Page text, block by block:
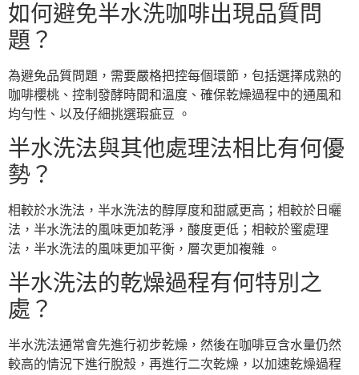
如何避免半水洗咖啡出現品質問
題？
為避免品質問題，需要嚴格把控每個環節，包括選擇成熟的
咖啡櫻桃、控制發酵時間和溫度、確保乾燥過程中的通風和
均勻性、以及仔細挑選瑕疵豆 。
半水洗法與其他處理法相比有何優
勢？
相較於水洗法，半水洗法的醇厚度和甜感更高；相較於日曬
法，半水洗法的風味更加乾淨，酸度更低；相較於蜜處理
法，半水洗法的風味更加平衡，層次更加複雜 。
半水洗法的乾燥過程有何特別之
處？
半水洗法通常會先進行初步乾燥，然後在咖啡豆含水量仍然
較高的情況下進行脫殼，再進行二次乾燥，以加速乾燥過程